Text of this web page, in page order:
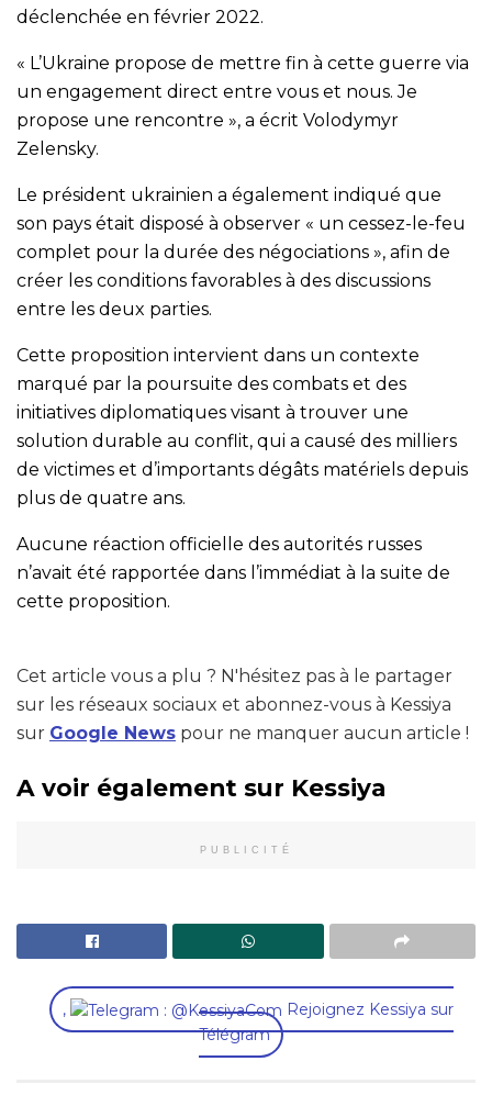
déclenchée en février 2022.
« L’Ukraine propose de mettre fin à cette guerre via
un engagement direct entre vous et nous. Je
propose une rencontre », a écrit Volodymyr
Zelensky.
Le président ukrainien a également indiqué que
son pays était disposé à observer « un cessez-le-feu
complet pour la durée des négociations », afin de
créer les conditions favorables à des discussions
entre les deux parties.
Cette proposition intervient dans un contexte
marqué par la poursuite des combats et des
initiatives diplomatiques visant à trouver une
solution durable au conflit, qui a causé des milliers
de victimes et d’importants dégâts matériels depuis
plus de quatre ans.
Aucune réaction officielle des autorités russes
n’avait été rapportée dans l’immédiat à la suite de
cette proposition.
Cet article vous a plu ? N'hésitez pas à le partager
sur les réseaux sociaux et abonnez-vous à Kessiya
sur Google News pour ne manquer aucun article !
A voir également sur Kessiya
PUBLICITÉ
,
Rejoignez Kessiya sur
Télégram